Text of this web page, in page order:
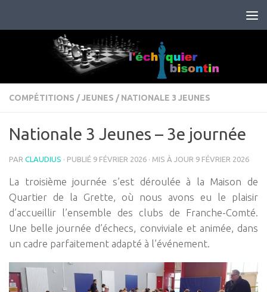
COMPÉTITIONS /JEUNES / NATIONALE 3 JEUNES
Nationale 3 Jeunes – 3e journée
PAR CLAUDIUS · PUBLIÉ 9 FÉVRIER 2026 · MIS À JOUR 9 FÉVRIER 2026
La troisième journée s’est déroulée à la Maison de
Quartier de la Grette, où nous avons eu le plaisir
d’accueillir l’ensemble des clubs de Franche-Comté.
Une belle journée d’échecs, conviviale et animée, dans
un cadre parfaitement adapté à l’événement.